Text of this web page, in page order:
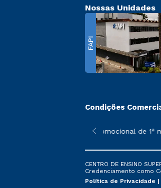
Nossas Unidades
FAPI
Condições
sofrer alterações nos períodos de
*A condição promocional de 1ª
CENTRO DE ENSINO
Credenciamento como
Política de Privacidade